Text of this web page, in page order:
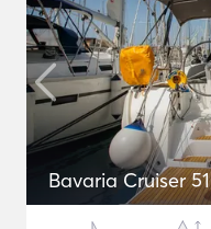
Bavaria Cruiser 51